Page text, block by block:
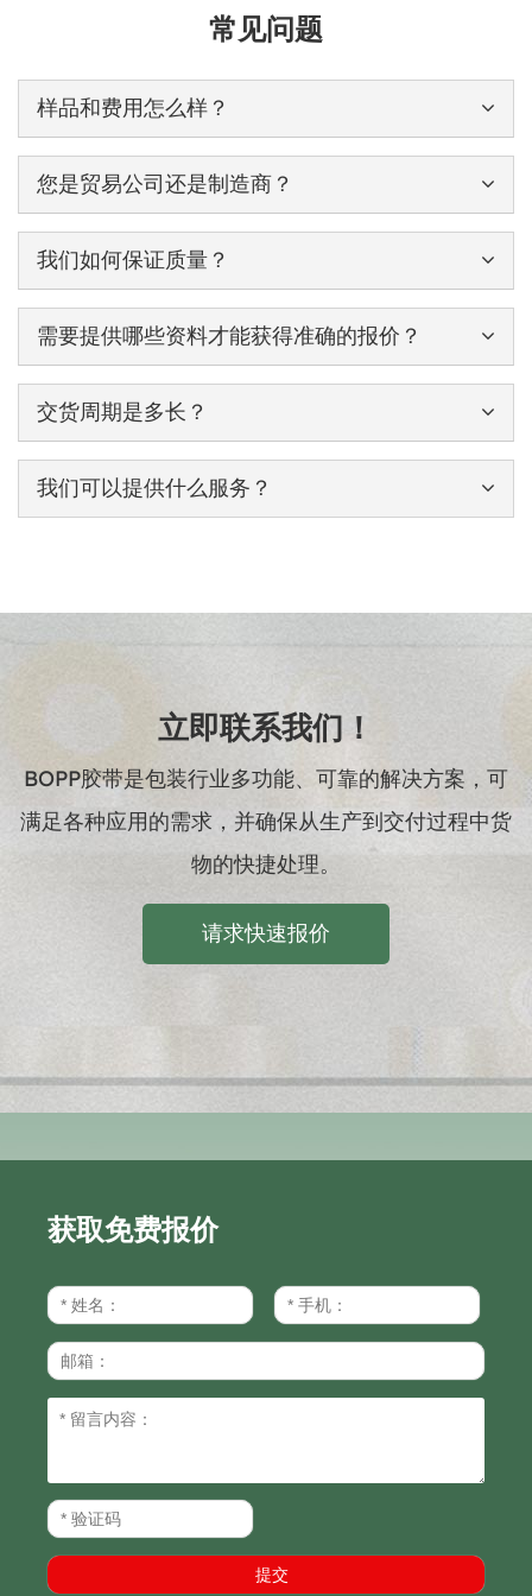
常见问题
样品和费用怎么样？
您是贸易公司还是制造商？
我们如何保证质量？
需要提供哪些资料才能获得准确的报价？
交货周期是多长？
我们可以提供什么服务？
立即联系我们！
BOPP胶带是包装行业多功能、可靠的解决方案，可
满足各种应用的需求，并确保从生产到交付过程中货
物的快捷处理。
请求快速报价
获取免费报价